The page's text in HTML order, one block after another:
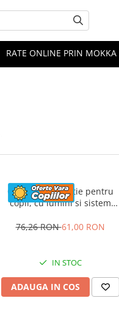
RATE ONLINE PRIN MOKKA
Casca de protectie pentru
copii, cu lumini si sistem
76,26 RON61,00 RON
IN STOC
ADAUGA IN COS